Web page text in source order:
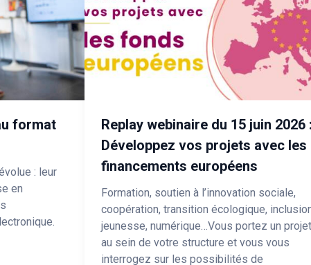
format
: leur
en
Replay webinaire du 15 juin 2026 :
Développez vos projets avec les
financements européens
Formation, soutien à l’innovation sociale,
coopération, transition écologique,
jeunesse, numérique…Vous portez un projet
au sein de votre structure et vous vous
interrogez sur les possibilités de